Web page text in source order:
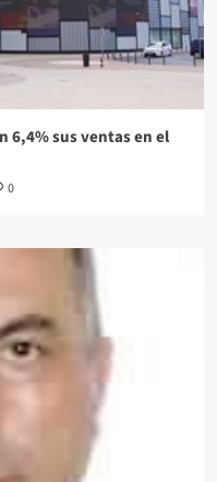
6,4% sus ventas en el
0